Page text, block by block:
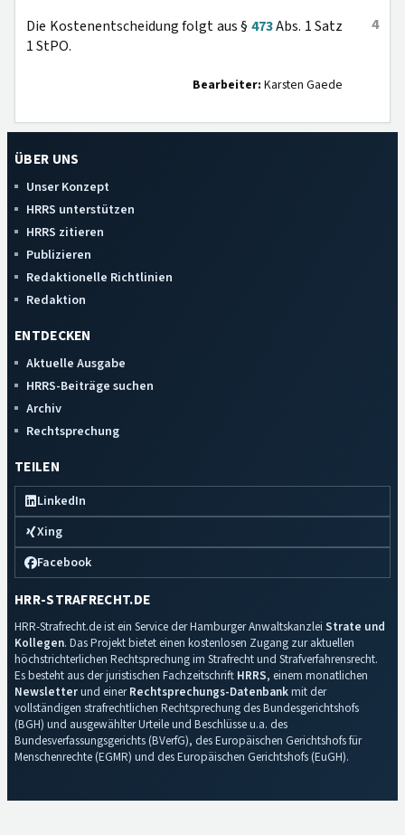
4
Die Kostenentscheidung folgt aus § 473Abs. 1 Satz
1 StPO.
Bearbeiter: Karsten Gaede
ÜBER UNS
Unser Konzept
HRRS unterstützen
HRRS zitieren
Publizieren
Redaktionelle Richtlinien
Redaktion
ENTDECKEN
Aktuelle Ausgabe
HRRS-Beiträge suchen
Archiv
Rechtsprechung
TEILEN
LinkedIn
Xing
Facebook
HRR-STRAFRECHT.DE
HRR-Strafrecht.de ist ein Service der Hamburger Anwaltskanzlei Strate und
Kollegen. Das Projekt bietet einen kostenlosen Zugang zur aktuellen
höchstrichterlichen Rechtsprechung im Strafrecht und Strafverfahrensrecht.
Es besteht aus der juristischen Fachzeitschrift HRRS, einem monatlichen
Newsletterund einerRechtsprechungs-Datenbankmit der
vollständigen strafrechtlichen Rechtsprechung des Bundesgerichtshofs
(BGH) und ausgewählter Urteile und Beschlüsse u.a. des
Bundesverfassungsgerichts (BVerfG), des Europäischen Gerichtshofs für
Menschenrechte (EGMR) und des Europäischen Gerichtshofs (EuGH).